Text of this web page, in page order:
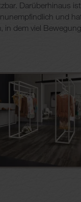
Darüberhinaus
und
in dem viel